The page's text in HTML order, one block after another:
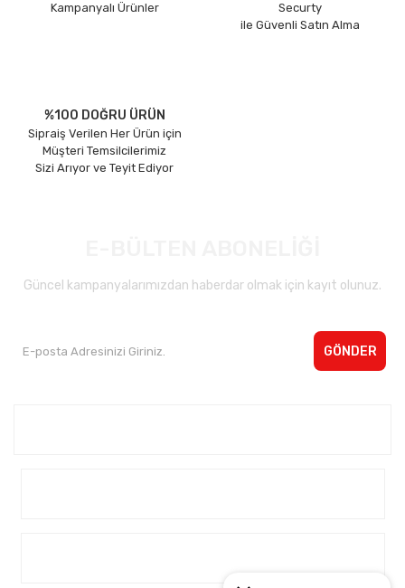
Kampanyalı Ürünler
Securty
ile Güvenli Satın Alma
%100 DOĞRU ÜRÜN
Sipraiş Verilen Her Ürün için
Müşteri Temsilcilerimiz
Sizi Arıyor ve Teyit Ediyor
Güncel kampanyalarımızdan haberdar olmak için kayıt olunuz.
GÖNDER